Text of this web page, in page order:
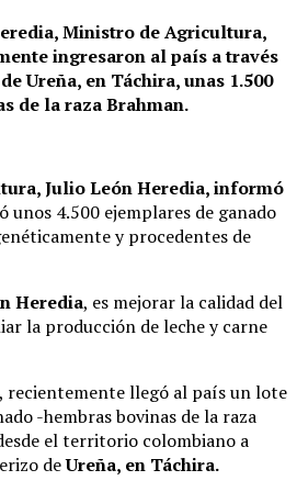
Ministro de Agricultura,
ingresaron al país a través
Ureña, en Táchira, unas 1.500
de la raza Brahman.
Julio León Heredia, informó
unos 4.500 ejemplares de ganado
y procedentes de
Heredia, es mejorar la calidad del
la producción de leche y carne
recientemente llegó al país un lote
-hembras bovinas de la raza
el territorio colombiano a
deUreña, en Táchira.